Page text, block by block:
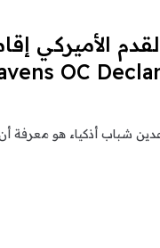
الأميركي
شباب أذكياء هو معرفة أن